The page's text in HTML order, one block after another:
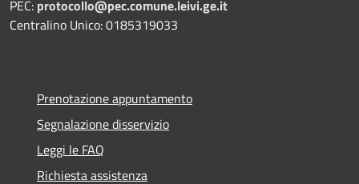
PEC: protocollo@pec.comune.leivi.ge.it
Centralino Unico: 0185319033
Prenotazione appuntamento
Segnalazione disservizio
Leggi le FAQ
Richiesta assistenza